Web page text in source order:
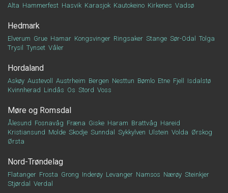
Alta Hammerfest Hasvik Karasjok Kautokeino Kirkenes Vadsø
Hedmark
Elverum Grue Hamar Kongsvinger Ringsaker Stange Sør-Odal
Tolga
Trysil
Tynset Våler
Hordaland
Askøy Austevoll Austrheim Bergen Nesttun Bømlo Etne Fjell
Isdalstø
Kvinnherad Lindås Os Stord Voss
Møre og Romsdal
Ålesund Fosnavåg Fræna Giske Haram Brattvåg Hareid
Kristiansund Molde Skodje Sunndal Sykkylven Ulstein Volda Ørskog
Ørsta
Nord-Trøndelag
Flatanger Frosta Grong Inderøy Levanger Namsos Nærøy Steinkjer
Stjørdal
Verdal